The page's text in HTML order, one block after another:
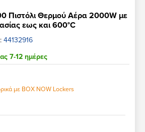
Πιστόλι Θερμού Αέρα 2000W με
εως και 600°C
44132916
7-12 ημέρες
με BOX NOW Lockers